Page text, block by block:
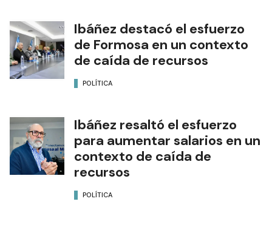
Ibáñez destacó el esfuerzo
de Formosa en un contexto
de caída de recursos
POLÍTICA
Ibáñez resaltó el esfuerzo
para aumentar salarios en un
contexto de caída de
recursos
POLÍTICA